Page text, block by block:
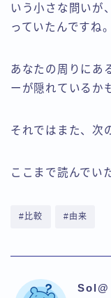
いう小さな問いが
っていたんですね。
あなたの周りにあ
ーが隠れているか
それではまた、次
ここまで読んでい
#比較 #由来
Sol@